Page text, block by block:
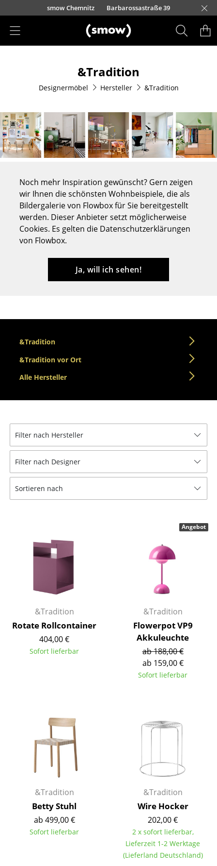
Direkt zum Inhalt
Kurfürstendamm 100smow Düsseldorf Lorettostraße 28
smow Essen
smow Frankfurt
smow Freiburg
smow Hamburg
smow Hannover
smow Kempten
smow Köln
smow Konstanz
smow Leipzig
smow Solothurn
smow Mainz
smow München
smow Nürnberg
smow Schwarzwald
smow Stuttgart
Esszimmerstühle
Sofas
Sessel
Loungesessel
Freischwinger
Barhocker
Hocker
Bürodrehstühle
... alle Sitzmöbel
Tische
Esstische
Beistelltische
Sekretäre & PC-Tische
Stehtische & Stehpulte
Gartentische
Servierwagen
Regale & Schränke
Bücherregale
Wandregale
TV Möbel
Beistell- & Rollcontainer
&Tradition
Designermöbel Hersteller &Tradition
Noch mehr Inspiration gewünscht? Gern zeigen
wir Ihnen die schönsten Wohnbeispiele, die als
Bildergalerie von Flowbox für Sie bereitgestellt
werden. Dieser Anbieter setzt möglicherweise
Cookies. Es gelten die Datenschutzerklärungen
von Flowbox.
Ja, will ich sehen!
&Tradition
&Tradition vor Ort
Alle Hersteller
Filter nach Hersteller
Filter nach Designer
Sortieren nach
&Tradition
Rotate Rollcontainer
404,00 €
Sofort lieferbar
&Tradition
Flowerpot VP9
Akkuleuchte
ab 188,00 €
ab 159,00 €
Sofort lieferbar
Angebot
&Tradition
Betty Stuhl
ab 499,00 €
Sofort lieferbar
&Tradition
Wire Hocker
202,00 €
2 x sofort lieferbar,
Lieferzeit 1-2 Werktage
(Lieferland Deutschland)